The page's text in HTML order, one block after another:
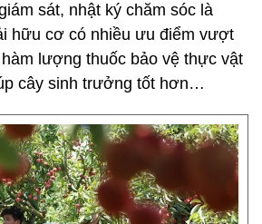
sát, nhật ký chăm sóc là
hữu cơ có nhiều ưu điểm vượt
lượng thuốc bảo vệ thực vật
cây sinh trưởng tốt hơn…